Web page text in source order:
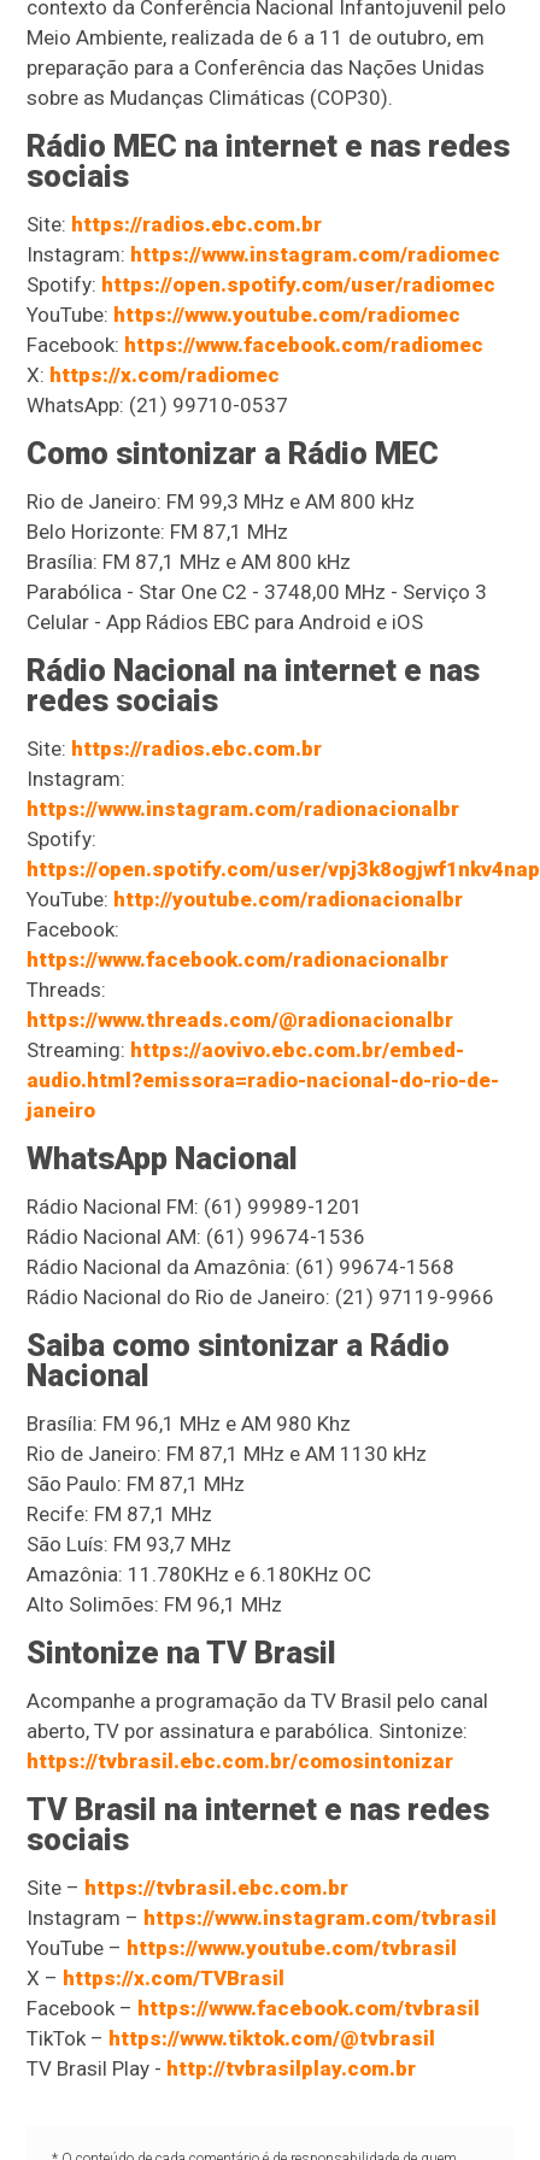
contexto da Conferência Nacional Infantojuvenil pelo
Meio Ambiente, realizada de 6 a 11 de outubro, em
preparação para a Conferência das Nações Unidas
sobre as Mudanças Climáticas (COP30).
Rádio MEC na internet e nas redes
sociais
Site: https://radios.ebc.com.br
Instagram: https://www.instagram.com/radiomec
Spotify: https://open.spotify.com/user/radiomec
YouTube: https://www.youtube.com/radiomec
Facebook: https://www.facebook.com/radiomec
X: https://x.com/radiomec
WhatsApp: (21) 99710-0537
Como sintonizar a Rádio MEC
Rio de Janeiro: FM 99,3 MHz e AM 800 kHz
Belo Horizonte: FM 87,1 MHz
Brasília: FM 87,1 MHz e AM 800 kHz
Parabólica - Star One C2 - 3748,00 MHz - Serviço 3
Celular - App Rádios EBC para Android e iOS
Rádio Nacional na internet e nas
redes sociais
Site: https://radios.ebc.com.br
Instagram:
https://www.instagram.com/radionacionalbr
Spotify:
https://open.spotify.com/user/
YouTube: http://youtube.com/radionacionalbr
Facebook:
https://www.facebook.com/radionacionalbr
Threads:
https://www.threads.com/@radionacionalbr
Streaming: https://aovivo.ebc.com.br/embed-
audio.html?emissora=radio-nacional-do-rio-de-
janeiro
WhatsApp Nacional
Rádio Nacional FM: (61) 99989-1201
Rádio Nacional AM: (61) 99674-1536
Rádio Nacional da Amazônia: (61) 99674-1568
Rádio Nacional do Rio de Janeiro: (21) 97119-9966
Saiba como sintonizar a Rádio
Nacional
Brasília: FM 96,1 MHz e AM 980 Khz
Rio de Janeiro: FM 87,1 MHz e AM 1130 kHz
São Paulo: FM 87,1 MHz
Recife: FM 87,1 MHz
São Luís: FM 93,7 MHz
Amazônia: 11.780KHz e 6.180KHz OC
Alto Solimões: FM 96,1 MHz
Sintonize na TV Brasil
Acompanhe a programação da TV Brasil pelo canal
aberto, TV por assinatura e parabólica. Sintonize:
https://tvbrasil.ebc.com.br/comosintonizar
TV Brasil na internet e nas redes
sociais
Site – https://tvbrasil.ebc.com.br
Instagram – https://www.instagram.com/tvbrasil
YouTube – https://www.youtube.com/tvbrasil
X – https://x.com/TVBrasil
Facebook – https://www.facebook.com/tvbrasil
TikTok – https://www.tiktok.com/@tvbrasil
TV Brasil Play - http://tvbrasilplay.com.br